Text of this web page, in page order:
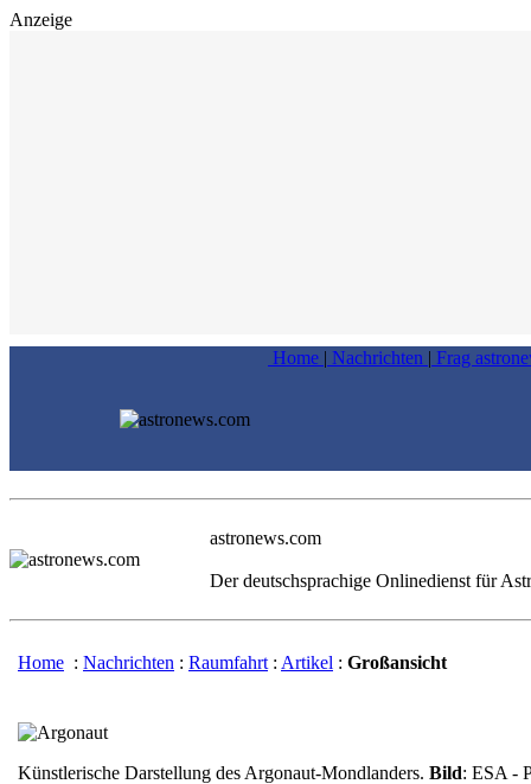
Anzeige
Home | Nachrichten | Frag
astronews.com
Der deutschsprachige Onlinedienst für
Home : Nachrichten : Raumfahrt : Artikel : Großansicht
Künstlerische Darstellung des Argonaut-Mondlanders. Bild: ESA -